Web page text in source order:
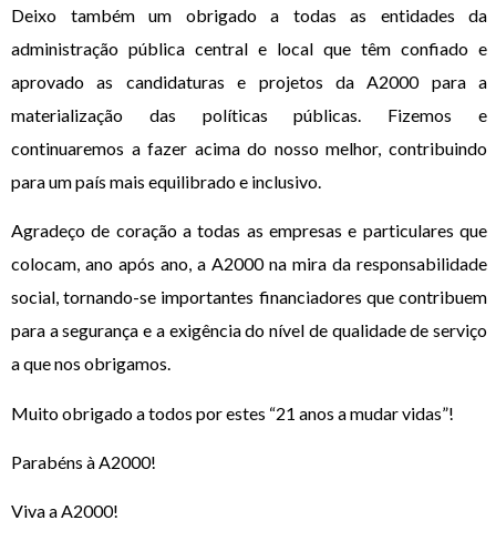
Deixo também um obrigado a todas as entidades da
administração pública central e local que têm confiado e
aprovado as candidaturas e projetos da A2000 para a
materialização das políticas públicas. Fizemos e
continuaremos a fazer acima do nosso melhor, contribuindo
para um país mais equilibrado e inclusivo.
Agradeço de coração a todas as empresas e particulares que
colocam, ano após ano, a A2000 na mira da responsabilidade
social, tornando-se importantes financiadores que contribuem
para a segurança e a exigência do nível de qualidade de serviço
a que nos obrigamos.
Muito obrigado a todos por estes “21 anos a mudar vidas”!
Parabéns à A2000!
Viva a A2000!